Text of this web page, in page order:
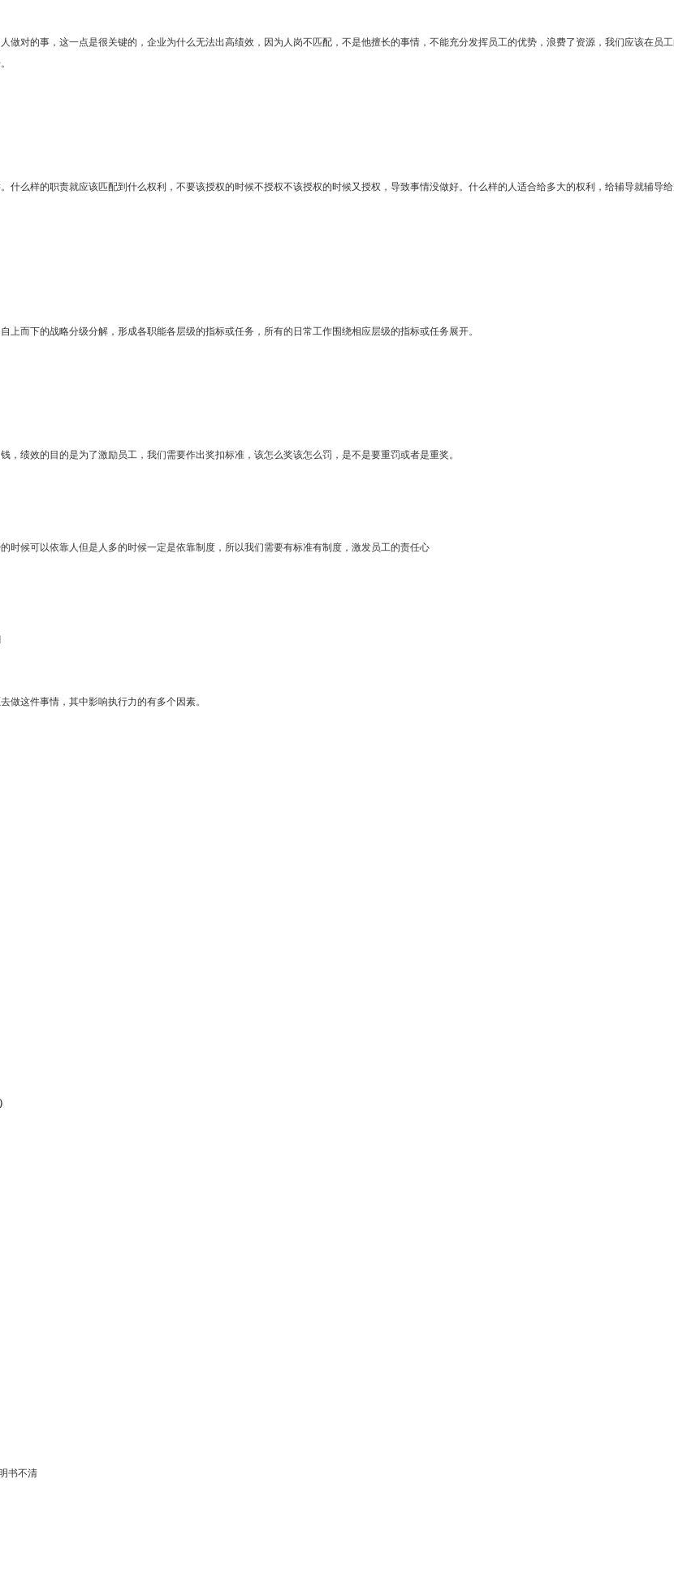
做对的事，这一点是很关键的，企业为什么无法出高绩效，因为人岗不匹配，不是他擅长的事情，不能充分发挥员工的优势，浪费了资源，我们应该在员
什么样的职责就应该匹配到什么权利，不要该授权的时候不授权不该授权的时候又授权，导致事情没做好。什么样的人适合给多大的权利，给辅导就辅导
上而下的战略分级分解，形成各职能各层级的指标或任务，所有的日常工作围绕相应层级的指标或任务展开。
，绩效的目的是为了激励员工，我们需要作出奖扣标准，该怎么奖该怎么罚，是不是要重罚或者是重奖。
时候可以依靠人但是人多的时候一定是依靠制度，所以我们需要有标准有制度，激发员工的责任心
做这件事情，其中影响执行力的有多个因素。
书不清